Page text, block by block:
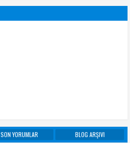
SON YORUMLAR BLOG ARŞIVI